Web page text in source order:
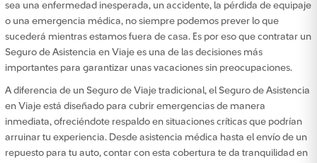
sea una enfermedad inesperada, un accidente, la pérdida de equipaje
o una emergencia médica, no siempre podemos prever lo que
sucederá mientras estamos fuera de casa. Es por eso que contratar un
Seguro de Asistencia en Viaje es una de las decisiones más
importantes para garantizar unas vacaciones sin preocupaciones.
A diferencia de un Seguro de Viaje tradicional, el Seguro de Asistencia
en Viaje está diseñado para cubrir emergencias de manera
inmediata, ofreciéndote respaldo en situaciones críticas que podrían
arruinar tu experiencia. Desde asistencia médica hasta el envío de un
repuesto para tu auto, contar con esta cobertura te da tranquilidad en